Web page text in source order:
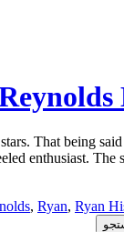
That being
enthusiast. The
, Ryan, Ryan